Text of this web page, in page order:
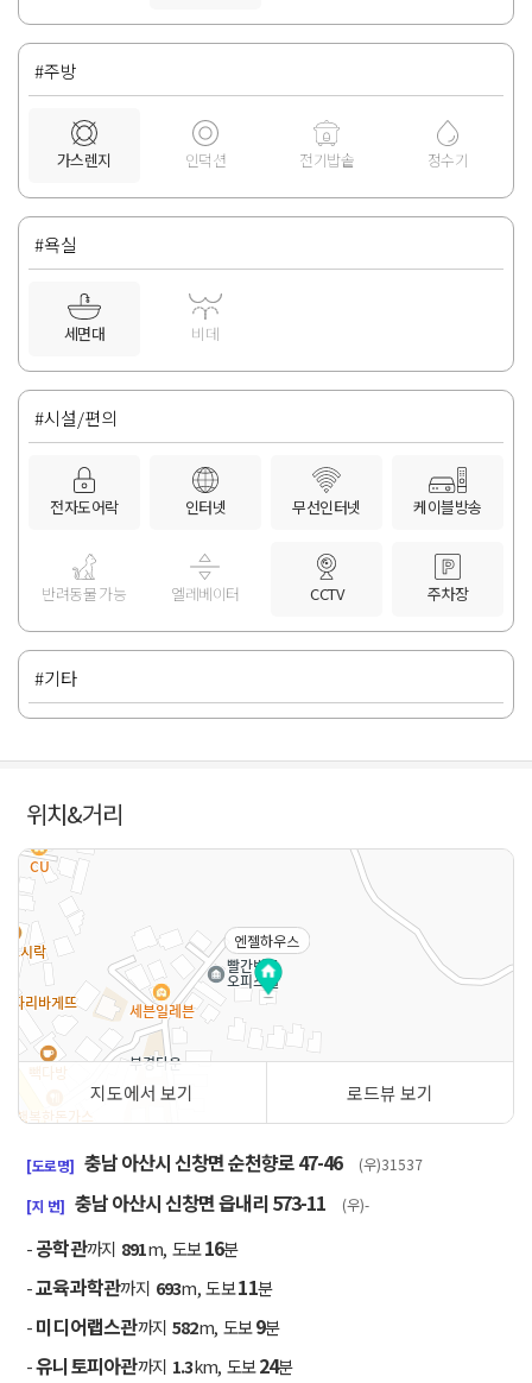
#주방
가스렌지 인덕션 전기밥솥 정수기
#욕실
세면대 비데
#시설/편의
전자도어락 인터넷 무선인터넷 케이블방송
반려동물 가능 엘레베이터 CCTV 주차장
#기타
위치&거리
엔젤하우스
지도에서 보기 로드뷰 보기
[도로명] 충남 아산시 신창면 순천향로 47-46 (우)31537
[지 번] 충남 아산시 신창면 읍내리 573-11 (우)-
-공학관까지 891m, 도보16분
-교육과학관까지 693m, 도보11분
-미디어랩스관까지 582m, 도보9분
-유니토피아관까지 1.3km, 도보24분